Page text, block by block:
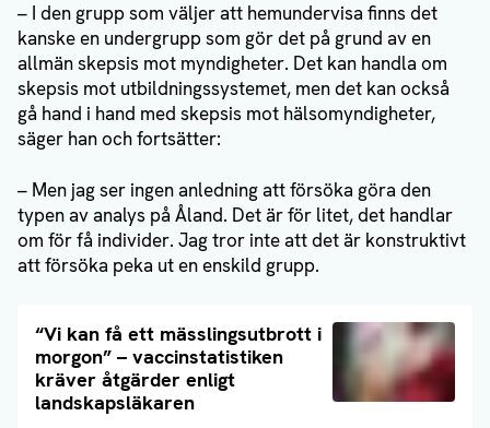
– I den grupp som väljer att hemundervisa finns det
kanske en undergrupp som gör det på grund av en
allmän skepsis mot myndigheter. Det kan handla om
skepsis mot utbildningssystemet, men det kan också
gå hand i hand med skepsis mot hälsomyndigheter,
säger han och fortsätter:
– Men jag ser ingen anledning att försöka göra den
typen av analys på Åland. Det är för litet, det handlar
om för få individer. Jag tror inte att det är konstruktivt
att försöka peka ut en enskild grupp.
“Vi kan få ett mässlingsutbrott i
morgon” – vaccinstatistiken
kräver åtgärder enligt
landskapsläkaren
Läs artikel